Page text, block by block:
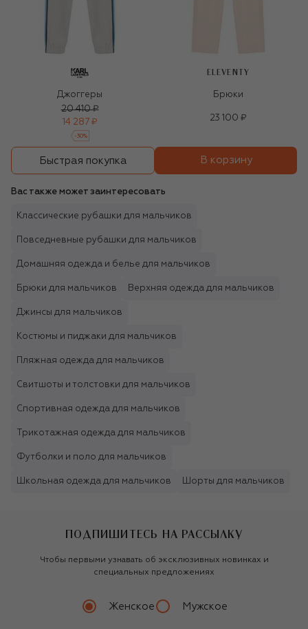
Джоггеры
20 410 ₽
14 287 ₽
-30%
ELEVENTY
Брюки
23 100 ₽
Быстрая покупка В корзину
Вас также может заинтересовать
Классические рубашки для мальчиков
Повседневные рубашки для мальчиков
Домашняя одежда и белье для мальчиков
Брюки для мальчиков Верхняя одежда для мальчиков
Джинсы для мальчиков
Костюмы и пиджаки для мальчиков
Пляжная одежда для мальчиков
Свитшоты и толстовки для мальчиков
Спортивная одежда для мальчиков
Трикотажная одежда для мальчиков
Футболки и поло для мальчиков
Школьная одежда для мальчиков Шорты для мальчиков
ПОДПИШИТЕСЬ НА РАССЫЛКУ
Чтобы первыми узнавать об эксклюзивных новинках и
специальных предложениях
Женское Мужское